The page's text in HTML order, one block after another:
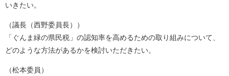
いきたい。
（議長（西野委員長））
「ぐんま緑の県民税」の認知率を高めるための取り組みについて、
どのような方法があるかを検討いただきたい。
（松本委員）